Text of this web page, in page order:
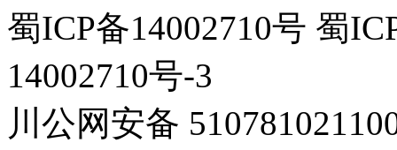
蜀ICP备14002710号 蜀
14002710号-3
川公网安备